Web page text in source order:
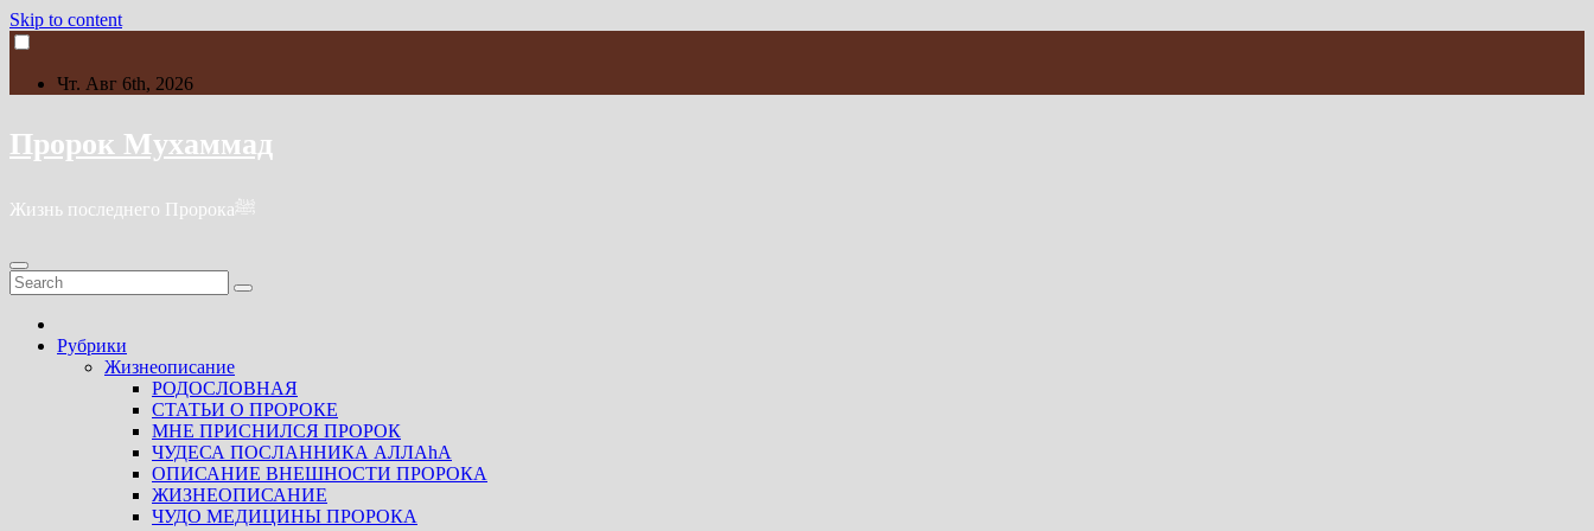
Skip to content
Чт. Авг 6th, 2026
Пророк Мухаммад
Жизнь последнего Пророкаﷺ
Рубрики
Жизнеописание
РОДОСЛОВНАЯ
СТАТЬИ О ПРОРОКЕ
МНЕ ПРИСНИЛСЯ ПРОРОК
ЧУДЕСА ПОСЛАННИКА АЛЛАhА
ОПИСАНИЕ ВНЕШНОСТИ ПРОРОКА
ЖИЗНЕОПИСАНИЕ
ЧУДО МЕДИЦИНЫ ПРОРОКА